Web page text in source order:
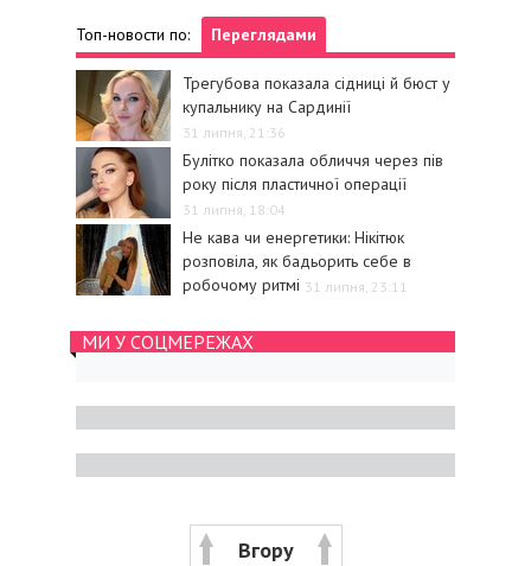
Топ-новости по: Переглядами
Трегубова показала сідниці й бюст у
купальнику на Сардинії
31 липня, 21:36
Булітко показала обличчя через пів
року після пластичної операції
31 липня, 18:04
Не кава чи енергетики: Нікітюк
розповіла, як бадьорить себе в
робочому ритмі 31 липня, 23:11
МИ У СОЦМЕРЕЖАХ
Вгору